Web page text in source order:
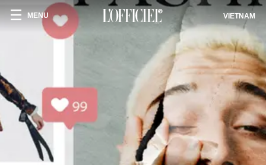
MENU VIETNAM